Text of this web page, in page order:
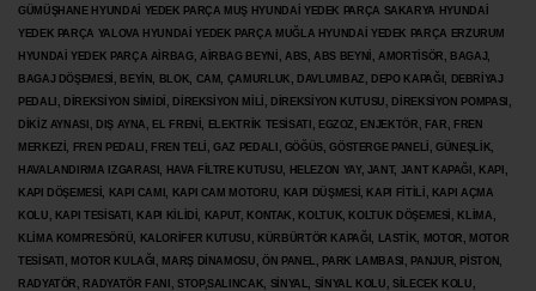
GÜMÜŞHANE HYUNDAİ YEDEK PARÇA MUŞ HYUNDAİ YEDEK PARÇA SAKARYA HYUNDAİ
YEDEK PARÇA YALOVA HYUNDAİ YEDEK PARÇA MUĞLA HYUNDAİ YEDEK PARÇA ERZURUM
HYUNDAİ YEDEK PARÇA AİRBAG, AİRBAG BEYNİ, ABS, ABS BEYNİ, AMORTİSÖR, BAGAJ,
BAGAJ DÖŞEMESİ, BEYİN, BLOK, CAM, ÇAMURLUK, DAVLUMBAZ, DEPO KAPAĞI, DEBRİYAJ
PEDALI, DİREKSİYON SİMİDİ, DİREKSİYON MİLİ, DİREKSİYON KUTUSU, DİREKSİYON POMPASI,
DİKİZ AYNASI, DIŞ AYNA, EL FRENİ, ELEKTRİK TESİSATI, EGZOZ, ENJEKTÖR,
FAR, FREN
MERKEZİ, FREN PEDALI, FREN TELİ, GAZ PEDALI, GÖĞÜS, GÖSTERGE PANELİ, GÜNEŞLİK,
HAVALANDIRMA IZGARASI, HAVA FİLTRE KUTUSU, HELEZON YAY, JANT, JANT KAPAĞI, KAPI,
KAPI DÖŞEMESİ, KAPI CAMI, KAPI CAM MOTORU, KAPI DÜŞMESİ, KAPI FİTİLİ, KAPI AÇMA
KOLU, KAPI TESİSATI, KAPI KİLİDİ, KAPUT, KONTAK, KOLTUK, KOLTUK DÖŞEMESİ, KLİMA,
KLİMA KOMPRESÖRÜ, KALORİFER KUTUSU, KÜRBÜRTÖR KAPAĞI, LASTİK, MOTOR, MOTOR
TESİSATI, MOTOR KULAĞI, MARŞ DİNAMOSU, ÖN PANEL, PARK LAMBASI, PANJUR, PİSTON,
RADYATÖR, RADYATÖR FANI, STOP,SALINCAK, SİNYAL, SİNYAL KOLU, SİLECEK KOLU,